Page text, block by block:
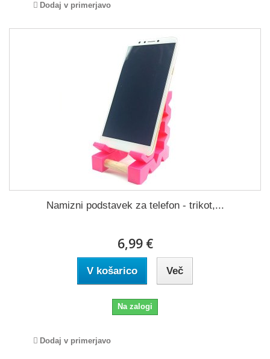
Dodaj v primerjavo
Namizni podstavek za telefon - trikot,...
6,99 €
V košarico Več
Na zalogi
Dodaj v primerjavo